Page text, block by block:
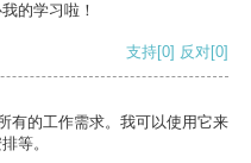
的学习啦！
支持[0] 反对[0]
有的工作需求。我可以使用它来
等。